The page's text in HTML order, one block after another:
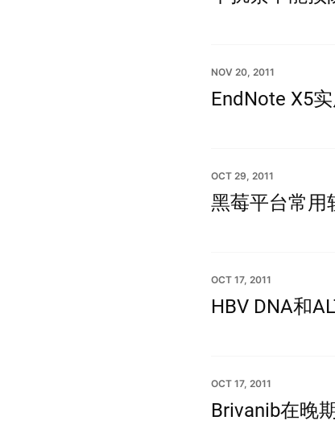
NOV 20, 2011
EndNote X5
OCT 29, 2011
黑莓平台常用
OCT 17, 2011
HBV DNA和
OCT 17, 2011
Brivanib在晚